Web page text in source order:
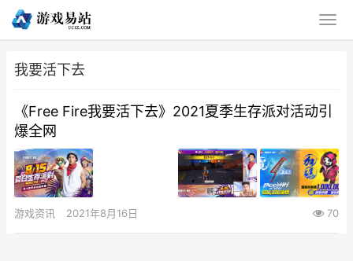
我要活下去
《Free Fire我要活下去》2021夏季生存派对活动引
爆全网
游戏资讯 2021年8月16日 70